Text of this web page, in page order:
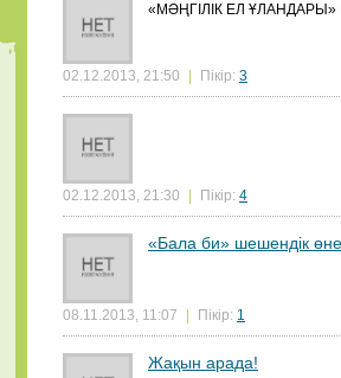
«МӘҢГІЛІК ЕЛ
02.12.2013, 21:50 Пікір: 3
02.12.2013, 21:30 Пікір: 4
«Бала би» шешендік
08.11.2013, 11:07 Пікір: 1
Жақын арада!